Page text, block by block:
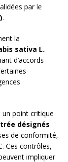
par le
.
la
sativa L.
d’accords
point critique
désignés
de conformité,
Ces contrôles,
impliquer